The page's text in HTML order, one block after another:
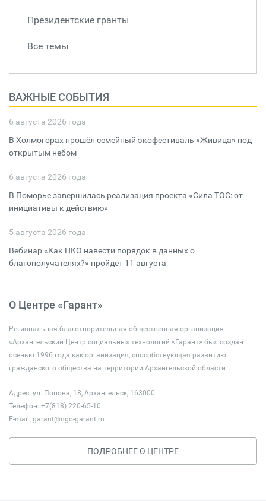
Президентские гранты
Все темы
ВАЖНЫЕ СОБЫТИЯ
6 августа 2026 года
В Холмогорах прошёл семейный экофестиваль «Живица» под
открытым небом
6 августа 2026 года
В Поморье завершилась реализация проекта «Сила ТОС: от
инициативы к действию»
5 августа 2026 года
Вебинар «Как НКО навести порядок в данных о
благополучателях?» пройдёт 11 августа
О Центре «Гарант»
Региональная благотворительная общественная организация
«Архангельский Центр социальных технологий «Гарант» был создан
осенью 1996 года как организация, способствующая развитию
гражданского общества на территории Архангельской области
Адрес: ул. Попова, 18, Архангельск, 163000
Телефон: +7(818) 220-65-10
E-mail: garant@ngo-garant.ru
ПОДРОБНЕЕ О ЦЕНТРЕ